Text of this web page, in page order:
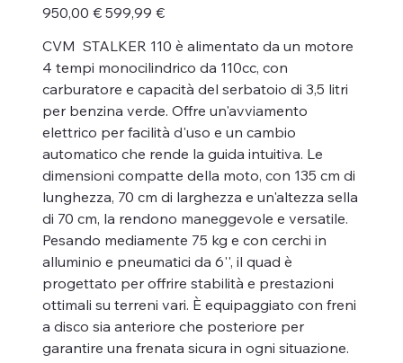
Prezzo
originale
950,00 € Prezzo
scontato
599,99 €
CVM STALKER 110 è alimentato da un motore
4 tempi monocilindrico da 110cc, con
carburatore e capacità del serbatoio di 3,5 litri
per benzina verde. Offre un'avviamento
elettrico per facilità d'uso e un cambio
automatico che rende la guida intuitiva. Le
dimensioni compatte della moto, con 135 cm di
lunghezza, 70 cm di larghezza e un'altezza sella
di 70 cm, la rendono maneggevole e versatile.
Pesando mediamente 75 kg e con cerchi in
alluminio e pneumatici da 6'', il quad è
progettato per offrire stabilità e prestazioni
ottimali su terreni vari. È equipaggiato con freni
a disco sia anteriore che posteriore per
garantire una frenata sicura in ogni situazione.